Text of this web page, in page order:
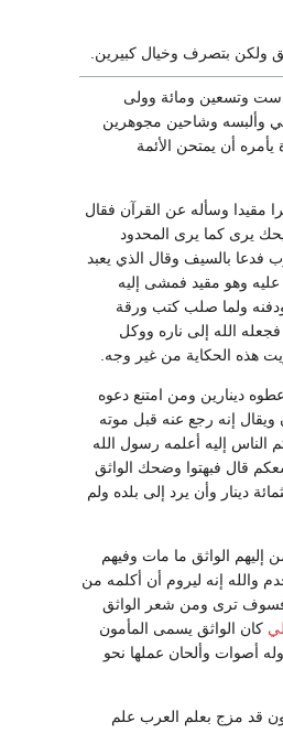
ولكن بتصرف وخيال كبيرين.
ست وتسعين ومائة وولى
وألبسه وشاحين مجوهرين
أن يمتحن الأئمة
مقيدا وسأله عن القرآن فقال
يرى كما يرى المحدود
فدعا بالسيف وقال الذي يعبد
عليه وهو مقيد فمشى إليه
ولما صلب كتب ورقة
الله إلى ناره ووكل
هذه الحكاية من غير وجه.
دينارين ومن امتنع دعوه
إنه رجع عنه قبل موته
الناس إليه أعلمه رسول الله
قال فبهتوا وضحك الواثق
دينار وأن يرد إلى بلده ولم
الواثق ما مات وفيهم
والله إنه ليروم أن أكلمه من
فسوف ترى ومن شعر الواثق
كان الواثق يسمى المأمون
أصوات وألحان عملها نحو
قد مزج بعلم العرب علم